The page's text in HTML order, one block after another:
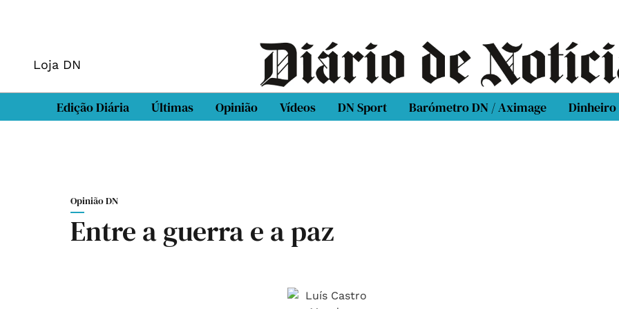
Loja DN
Edição Diária Últimas Opinião Vídeos DN Sport Barómetro DN / Aximage Dinheiro
Opinião DN
Entre a guerra e a paz